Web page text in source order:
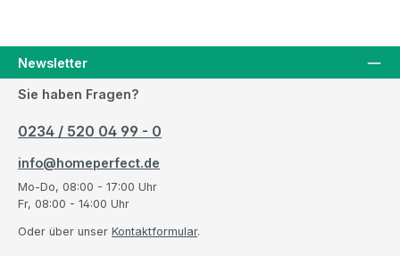
Newsletter
Sie haben Fragen?
0234 / 520 04 99 - 0
info@homeperfect.de
Mo-Do, 08:00 - 17:00 Uhr
Fr, 08:00 - 14:00 Uhr
Oder über unser Kontaktformular.